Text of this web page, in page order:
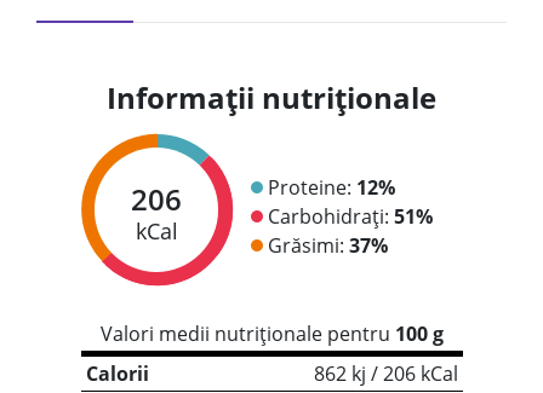
Informații nutriționale
206
kCal
Proteine: 12%
Carbohidrați: 51%
Grăsimi: 37%
Valori medii nutriționale pentru 100 g
Calorii
862 kj / 206 kCal